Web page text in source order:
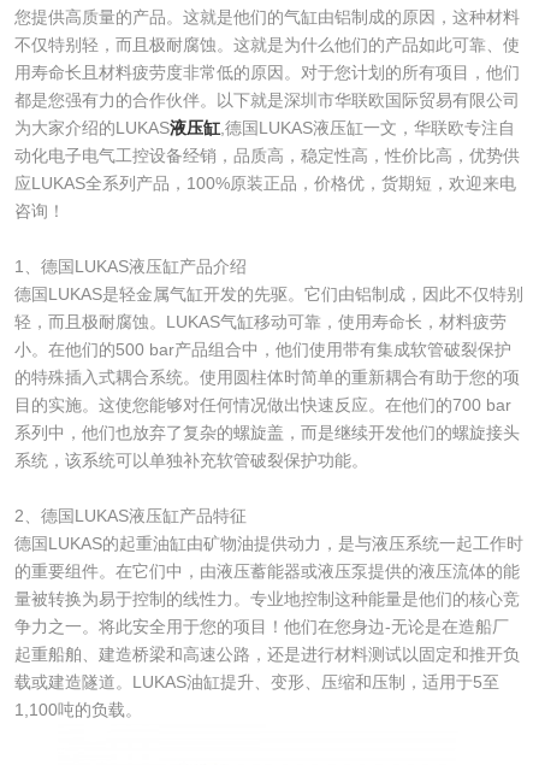
您提供高质量的产品。这就是他们的气缸由铝制成的原因，这种材料
不仅特别轻，而且极耐腐蚀。这就是为什么他们的产品如此可靠、使
用寿命长且材料疲劳度非常低的原因。对于您计划的所有项目，他们
都是您强有力的合作伙伴。以下就是深圳市华联欧国际贸易有限公司
为大家介绍的LUKAS液压缸,德国LUKAS液压缸一文，华联欧专注自
动化电子电气工控设备经销，品质高，稳定性高，性价比高，优势供
应LUKAS全系列产品，100%原装正品，价格优，货期短，欢迎来电
咨询！
1、德国LUKAS液压缸产品介绍
德国LUKAS是轻金属气缸开发的先驱。它们由铝制成，因此不仅特别
轻，而且极耐腐蚀。LUKAS气缸移动可靠，使用寿命长，材料疲劳
小。在他们的500 bar产品组合中，他们使用带有集成软管破裂保护
的特殊插入式耦合系统。使用圆柱体时简单的重新耦合有助于您的项
目的实施。这使您能够对任何情况做出快速反应。在他们的700 bar
系列中，他们也放弃了复杂的螺旋盖，而是继续开发他们的螺旋接头
系统，该系统可以单独补充软管破裂保护功能。
2、德国LUKAS液压缸产品特征
德国LUKAS的起重油缸由矿物油提供动力，是与液压系统一起工作时
的重要组件。在它们中，由液压蓄能器或液压泵提供的液压流体的能
量被转换为易于控制的线性力。专业地控制这种能量是他们的核心竞
争力之一。将此安全用于您的项目！他们在您身边-无论是在造船厂
起重船舶、建造桥梁和高速公路，还是进行材料测试以固定和推开负
载或建造隧道。LUKAS油缸提升、变形、压缩和压制，适用于5至
1,100吨的负载。